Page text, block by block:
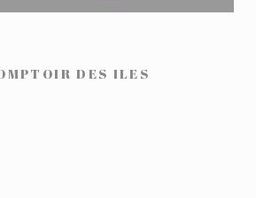
DES ILES